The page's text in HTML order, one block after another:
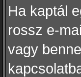
Ha kaptál
rossz e-
vagy